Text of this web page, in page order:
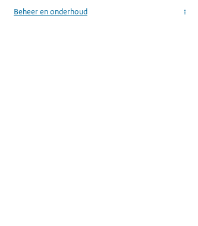
Beheer en onderhoud ...